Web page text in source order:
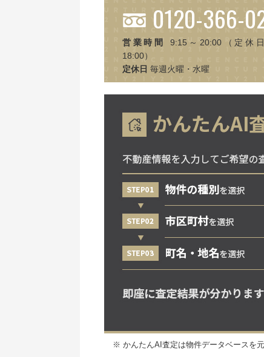
0120-366-
営業時間
9:15～20:00（定休
18:00）
定休日 毎週火曜・水曜
※ かんたんAI査定は物件データベースを